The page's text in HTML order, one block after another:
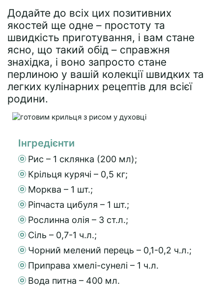
Додайте до всіх цих позитивних
якостей ще одне – простоту та
швидкість приготування, і вам стане
ясно, що такий обід – справжня
знахідка, і воно запросто стане
перлиною у вашій колекції швидких та
легких кулінарних рецептів для всієї
родини.
Інгредієнти
Рис – 1 склянка (200 мл);
Крільця курячі – 0,5 кг;
Морква – 1 шт.;
Ріпчаста цибуля – 1 шт.;
Рослинна олія – 3 ст.л.;
Сіль – 0,7-1 ч.л.;
Чорний мелений перець – 0,1-0,2 ч.л.;
Приправа хмелі-сунелі – 1 ч.л.
Вода питна – 400 мл.